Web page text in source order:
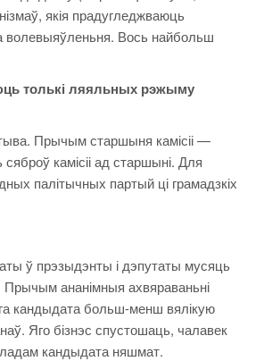
якія прадугледжваюць
волевыяўленьня. Вось найбольш
толькі ляяльных рэжыму
Прычым старшыня камісіі —
камісіі ад старшыні. Для
палітычных партый ці грамадзкіх
ў прэзыдэнты і дэпутаты мусяць
ананімныя ахвяраваньні
кандыдата больш-менш вялікую
Яго бізнэс спустошаць, чалавек
кандыдата няшмат.